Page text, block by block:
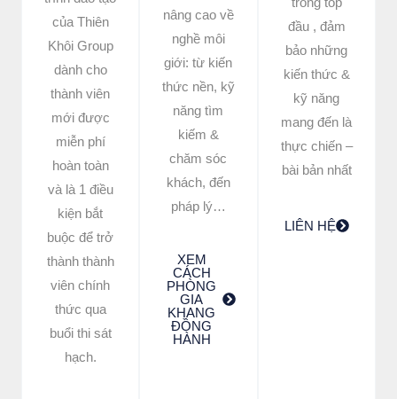
của Thiên
Khôi Group
dành cho
thành viên
mới được
miễn phí
hoàn toàn
và là 1 điều
kiện bắt
buộc để trở
thành thành
viên chính
thức qua
buổi thi sát
hạch.
nâng cao về
nghề môi
giới: từ kiến
thức nền, kỹ
năng tìm
kiếm &
chăm sóc
khách, đến
pháp lý…
XEM
CÁCH
PHÒNG
GIA
KHANG
ĐỒNG
HÀNH
đầu , đảm
bảo những
kiến thức &
kỹ năng
mang đến là
thực chiến –
bài bản nhất
LIÊN HỆ